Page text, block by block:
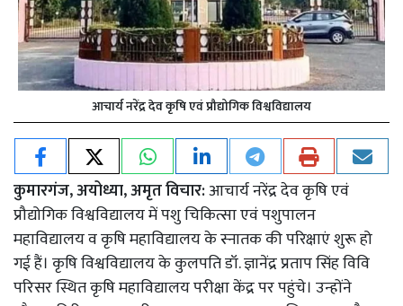
आचार्य नरेंद्र देव कृषि एवं प्रौद्योगिक विश्वविद्यालय
कुमारगंज, अयोध्या, अमृत विचार:आचार्य नरेंद्र देव कृषि एवं
प्रौद्योगिक विश्वविद्यालय में पशु चिकित्सा एवं पशुपालन
महाविद्यालय व कृषि महाविद्यालय के स्नातक की परिक्षाएं शुरू हो
गई हैं। कृषि विश्वविद्यालय के कुलपति डॉ. ज्ञानेंद्र प्रताप सिंह विवि
परिसर स्थित कृषि महाविद्यालय परीक्षा केंद्र पर पहुंचे। उन्होंने